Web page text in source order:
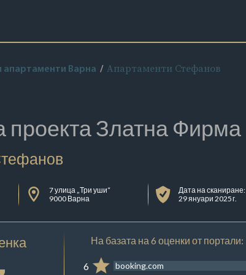
апартаменти Варна Апартаменти Стефанов
проектаЗлатна Фирма
7 улица „Три уши“
9000 Варна
Дата на сканиране:
29 януари 2025 г.
На базата на 6 оценки от портали:
6 booking.com